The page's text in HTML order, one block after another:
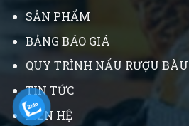
SẢN PHẨM
BẢNG BÁO GIÁ
QUY TRÌNH NẤU RƯỢU
TIN TỨC
LIÊN HỆ